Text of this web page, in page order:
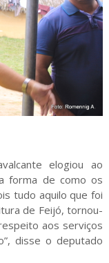
elogiou ao
forma de como os
tudo aquilo que foi
de Feijó, tornou-
aos serviços
disse o deputado